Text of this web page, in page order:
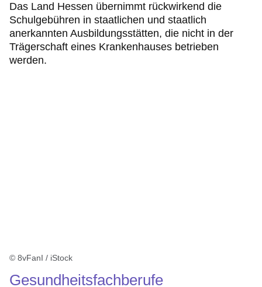
Das Land Hessen übernimmt rückwirkend die
Schulgebühren in staatlichen und staatlich
anerkannten Ausbildungsstätten, die nicht in der
Trägerschaft eines Krankenhauses betrieben
werden.
© 8vFanI / iStock
Gesundheitsfachberufe